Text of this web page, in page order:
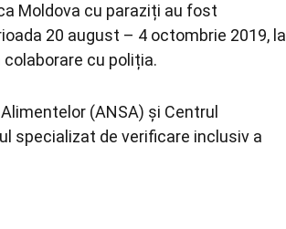
Moldova cu paraziți au fost
20 august – 4 octombrie 2019, la
cu poliția.
(ANSA) și Centrul
specializat de verificare inclusiv a